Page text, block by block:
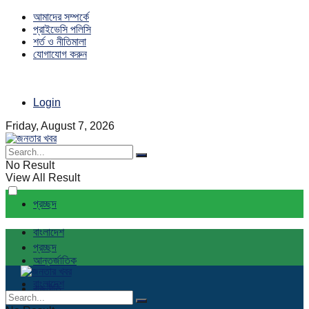
আমাদের সম্পর্কে
প্রাইভেসি পলিসি
শর্ত ও নীতিমালা
যোগাযোগ করুন
Login
Friday, August 7, 2026
No Result
View All Result
প্রচ্ছদ
বাংলাদেশ
আন্তর্জাতিক
রাজনীতি
প্রচ্ছদ
বাংলাদেশ